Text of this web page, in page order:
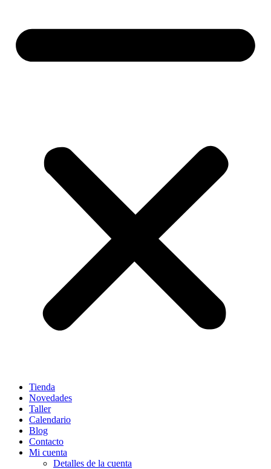
Tienda
Novedades
Taller
Calendario
Blog
Contacto
Mi cuenta
Detalles de la cuenta